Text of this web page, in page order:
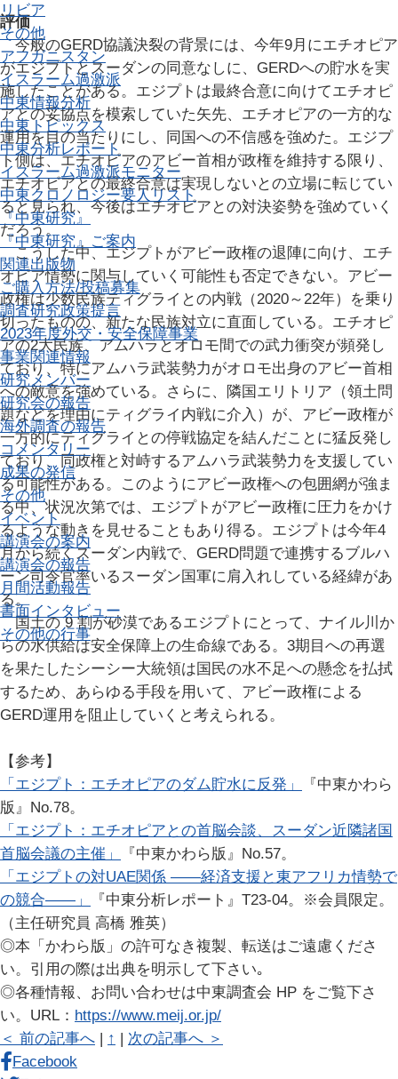
リビア
その他
アフガニスタン
イスラーム過激派
中東情報分析
中東トピックス
中東分析レポート
イスラーム過激派モニター
中東クロノロジー要人リスト
『中東研究』
『中東研究』ご案内
関連出版物
ご購入方法/投稿募集
調査研究政策提言
2023年度外交・安全保障事業
事業関連情報
研究メンバー
研究会の報告
海外調査の報告
コメンタリー
成果の発信
その他
イベント
講演会の案内
講演会の報告
月間活動報告
書面インタビュー
その他の行事
評価
今般のGERD協議決裂の背景には、今年9月にエチオピア
がエジプトとスーダンの同意なしに、GERDへの貯水を実
施したことがある。エジプトは最終合意に向けてエチオピ
アとの妥協点を模索していた矢先、エチオピアの一方的な
運用を目の当たりにし、同国への不信感を強めた。エジプ
ト側は、エチオピアのアビー首相が政権を維持する限り、
エチオピアとの最終合意は実現しないとの立場に転じてい
ると見られ、今後はエチオピアとの対決姿勢を強めていく
だろう。
こうした中、エジプトがアビー政権の退陣に向け、エチ
オピア情勢に関与していく可能性も否定できない。アビー
政権は少数民族ティグライとの内戦（2020～22年）を乗り
切ったものの、新たな民族対立に直面している。エチオピ
アの2大民族、アムハラとオロモ間での武力衝突が頻発し
ており、特にアムハラ武装勢力がオロモ出身のアビー首相
への敵意を強めている。さらに、隣国エリトリア（領土問
題などを理由にティグライ内戦に介入）が、アビー政権が
一方的にティグライとの停戦協定を結んだことに猛反発し
ており、同政権と対峙するアムハラ武装勢力を支援してい
る可能性がある。このようにアビー政権への包囲網が強ま
る中、状況次第では、エジプトがアビー政権に圧力をかけ
るような動きを見せることもあり得る。エジプトは今年4
月から続くスーダン内戦で、GERD問題で連携するブルハ
ーン司令官率いるスーダン国軍に肩入れしている経緯があ
る。
国土の 9 割が砂漠であるエジプトにとって、ナイル川か
らの水供給は安全保障上の生命線である。3期目への再選
を果たしたシーシー大統領は国民の水不足への懸念を払拭
するため、あらゆる手段を用いて、アビー政権による
GERD運用を阻止していくと考えられる。
【参考】
「エジプト：エチオピアのダム貯水に反発」
『中東かわら
版』No.78。
「エジプト：エチオピアとの首脳会談、スーダン近隣諸国
首脳会議の主催」
『中東かわら版』No.57。
「エジプトの対UAE関係 ――経済支援と東アフリカ情勢で
の競合――」
『中東分析レポート』T23-04。※会員限定。
（主任研究員 高橋 雅英）
◎本「かわら版」の許可なき複製、転送はご遠慮くださ
い。引用の際は出典を明示して下さい｡
◎各種情報、お問い合わせは中東調査会 HP をご覧下さ
い。URL： https://www.meij.or.jp/
＜ 前の記事へ | ↑ | 次の記事へ ＞
Facebook